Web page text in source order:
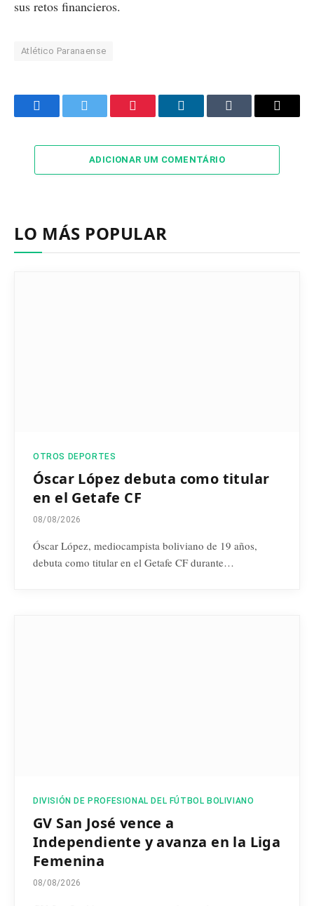
sus retos financieros.
Atlético Paranaense
FacebookTwitter Pinterest LinkedInTumblr Email
ADICIONAR UM COMENTÁRIO
LO MÁS POPULAR
OTROS DEPORTES
Óscar López debuta como titular
en el Getafe CF
08/08/2026
Óscar López, mediocampista boliviano de 19 años,
debuta como titular en el Getafe CF durante…
DIVISIÓN DE PROFESIONAL DEL FÚTBOL BOLIVIANO
GV San José vence a
Independiente y avanza en la Liga
Femenina
08/08/2026